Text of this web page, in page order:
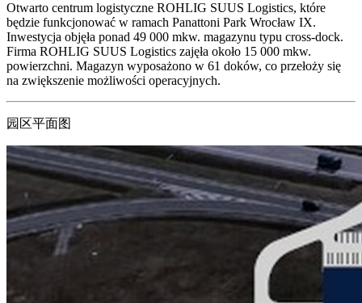
Otwarto centrum logistyczne ROHLIG SUUS Logistics, które
będzie funkcjonować w ramach Panattoni Park Wrocław IX.
Inwestycja objęła ponad 49 000 mkw. magazynu typu cross-dock.
Firma ROHLIG SUUS Logistics zajęła około 15 000 mkw.
powierzchni. Magazyn wyposażono w 61 doków, co przełoży się
na zwiększenie możliwości operacyjnych.
园区平面图